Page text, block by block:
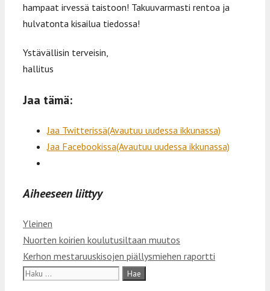
hampaat irvessä taistoon! Takuuvarmasti rentoa ja
hulvatonta kisailua tiedossa!
Ystävällisin terveisin,
hallitus
Jaa tämä:
Jaa Twitterissä(Avautuu uudessa ikkunassa)
Jaa Facebookissa(Avautuu uudessa ikkunassa)
Aiheeseen liittyy
Kategoriat
Yleinen
Artikkelien
selaus
Nuorten koirien koulutusiltaan muutos
Kerhon mestaruuskisojen piällysmiehen raportti
Haku: